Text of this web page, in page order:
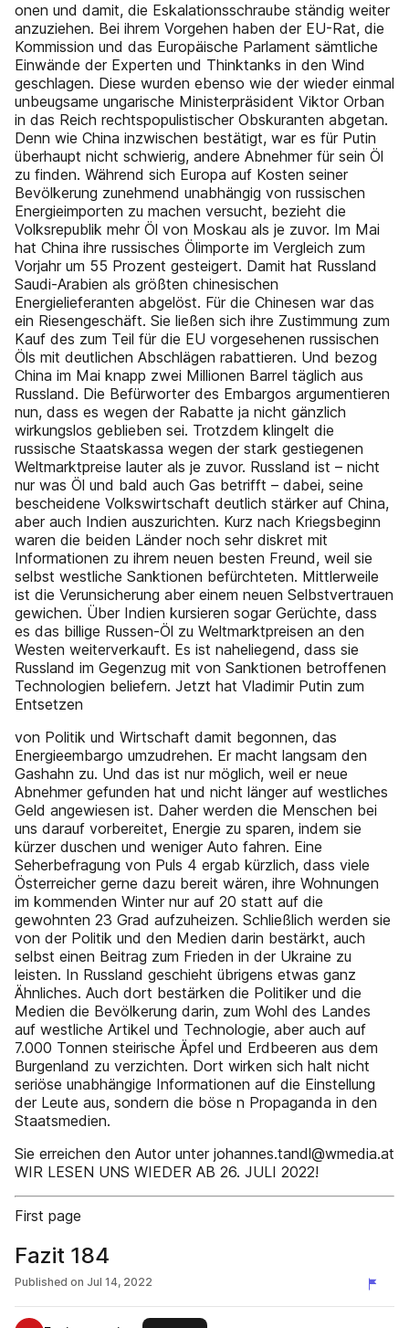
onen und damit, die Eskalationsschraube ständig weiter
anzuziehen. Bei ihrem Vorgehen haben der EU-Rat, die
Kommission und das Europäische Parlament sämtliche
Einwände der Experten und Thinktanks in den Wind
geschlagen. Diese wurden ebenso wie der wieder einmal
unbeugsame ungarische Ministerpräsident Viktor Orban
in das Reich rechtspopulistischer Obskuranten abgetan.
Denn wie China inzwischen bestätigt, war es für Putin
überhaupt nicht schwierig, andere Abnehmer für sein Öl
zu finden. Während sich Europa auf Kosten seiner
Bevölkerung zunehmend unabhängig von russischen
Energieimporten zu machen versucht, bezieht die
Volksrepublik mehr Öl von Moskau als je zuvor. Im Mai
hat China ihre russisches Ölimporte im Vergleich zum
Vorjahr um 55 Prozent gesteigert. Damit hat Russland
Saudi-Arabien als größten chinesischen
Energielieferanten abgelöst. Für die Chinesen war das
ein Riesengeschäft. Sie ließen sich ihre Zustimmung zum
Kauf des zum Teil für die EU vorgesehenen russischen
Öls mit deutlichen Abschlägen rabattieren. Und bezog
China im Mai knapp zwei Millionen Barrel täglich aus
Russland. Die Befürworter des Embargos argumentieren
nun, dass es wegen der Rabatte ja nicht gänzlich
wirkungslos geblieben sei. Trotzdem klingelt die
russische Staatskassa wegen der stark gestiegenen
Weltmarktpreise lauter als je zuvor. Russland ist – nicht
nur was Öl und bald auch Gas betrifft – dabei, seine
bescheidene Volkswirtschaft deutlich stärker auf China,
aber auch Indien auszurichten. Kurz nach Kriegsbeginn
waren die beiden Länder noch sehr diskret mit
Informationen zu ihrem neuen besten Freund, weil sie
selbst westliche Sanktionen befürchteten. Mittlerweile
ist die Verunsicherung aber einem neuen Selbstvertrauen
gewichen. Über Indien kursieren sogar Gerüchte, dass
es das billige Russen-Öl zu Weltmarktpreisen an den
Westen weiterverkauft. Es ist naheliegend, dass sie
Russland im Gegenzug mit von Sanktionen betroffenen
Technologien beliefern. Jetzt hat Vladimir Putin zum
Entsetzen
von Politik und Wirtschaft damit begonnen, das
Energieembargo umzudrehen. Er macht langsam den
Gashahn zu. Und das ist nur möglich, weil er neue
Abnehmer gefunden hat und nicht länger auf westliches
Geld angewiesen ist. Daher werden die Menschen bei
uns darauf vorbereitet, Energie zu sparen, indem sie
kürzer duschen und weniger Auto fahren. Eine
Seherbefragung von Puls 4 ergab kürzlich, dass viele
Österreicher gerne dazu bereit wären, ihre Wohnungen
im kommenden Winter nur auf 20 statt auf die
gewohnten 23 Grad aufzuheizen. Schließlich werden sie
von der Politik und den Medien darin bestärkt, auch
selbst einen Beitrag zum Frieden in der Ukraine zu
leisten. In Russland geschieht übrigens etwas ganz
Ähnliches. Auch dort bestärken die Politiker und die
Medien die Bevölkerung darin, zum Wohl des Landes
auf westliche Artikel und Technologie, aber auch auf
7.000 Tonnen steirische Äpfel und Erdbeeren aus dem
Burgenland zu verzichten. Dort wirken sich halt nicht
seriöse unabhängige Informationen auf die Einstellung
der Leute aus, sondern die böse n Propaganda in den
Staatsmedien.
Sie erreichen den Autor unter johannes.tandl@wmedia.at
WIR LESEN UNS WIEDER AB 26. JULI 2022!
First page
Fazit 184
Published on Jul 14, 2022